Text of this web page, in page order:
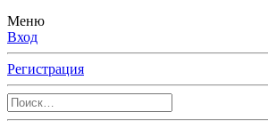
Меню
Вход
Регистрация